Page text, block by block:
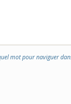
mot pour naviguer